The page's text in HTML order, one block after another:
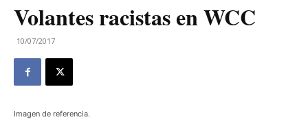
Volantes racistas en WCC
10/07/2017
Imagen de referencia.